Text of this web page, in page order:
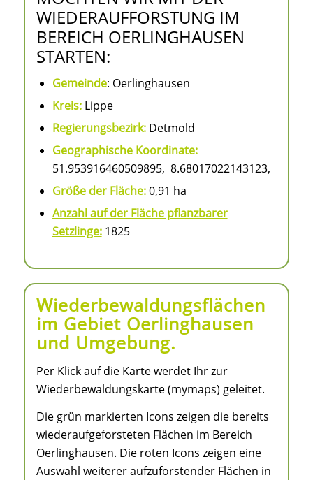
WIEDERAUFFORSTUNG IM
BEREICH OERLINGHAUSEN
STARTEN:
Gemeinde: Oerlinghausen
Kreis: Lippe
Regierungsbezirk: Detmold
Geographische Koordinate:
51.953916460509895, 8.68017022143123,
Größe der Fläche:0,91 ha
Anzahl auf der Fläche pflanzbarer
Setzlinge:1825
Wiederbewaldungsflächen
im Gebiet Oerlinghausen
und Umgebung.
Per Klick auf die Karte werdet Ihr zur
Wiederbewaldungskarte (mymaps) geleitet.
Die grün markierten Icons zeigen die bereits
wiederaufgeforsteten Flächen im Bereich
Oerlinghausen. Die roten Icons zeigen eine
Auswahl weiterer aufzuforstender Flächen in